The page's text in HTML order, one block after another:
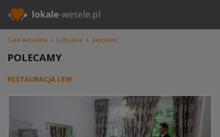
lokale-wesele.pl
Sale weselne › Lubuskie › Janowiec
POLECAMY
RESTAURACJA LEW